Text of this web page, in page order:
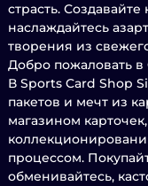
страсть.
наслаждайтесь
творения из
Добро пожаловать
В Sports Card Shop
пакетов и мечт из
магазином
процессом.
обменивайтесь,